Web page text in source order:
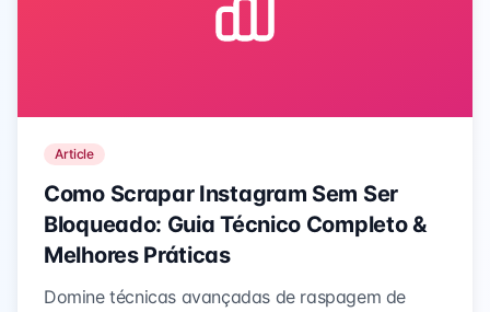
Article
Como Scrapar Instagram Sem Ser
Bloqueado: Guia Técnico Completo &
Melhores Práticas
Domine técnicas avançadas de raspagem de